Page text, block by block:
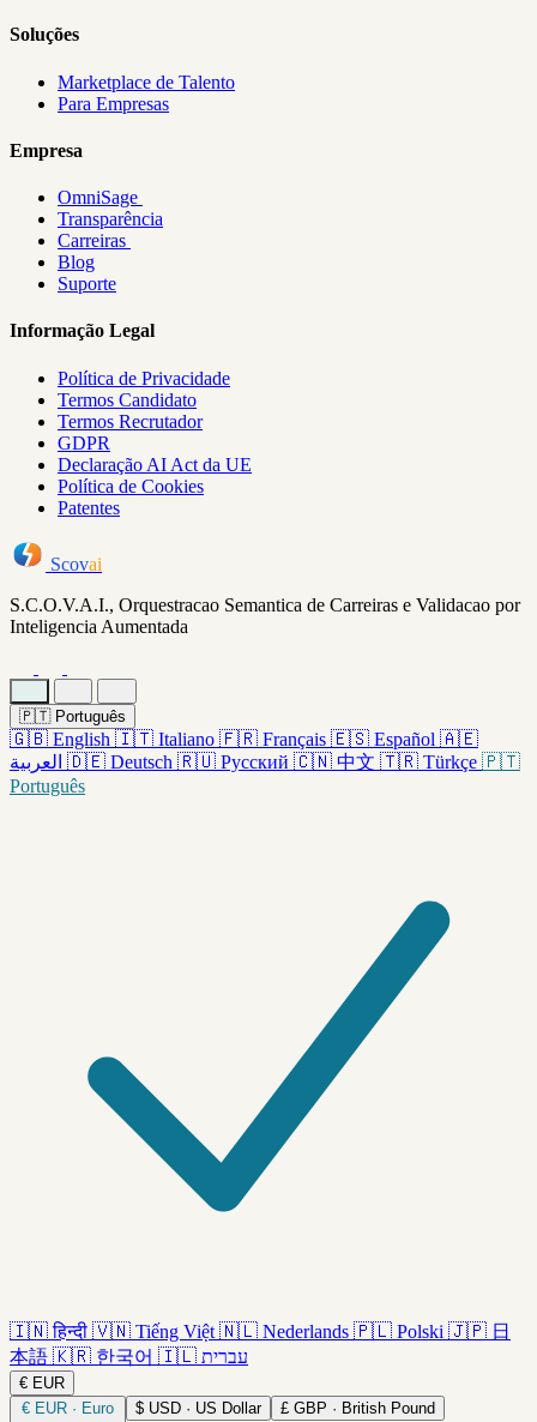
Soluções
Marketplace de Talento
Para Empresas
Empresa
OmniSage
Transparência
Carreiras
Blog
Suporte
Informação Legal
Política de Privacidade
Termos Candidato
Termos Recrutador
GDPR
Declaração AI Act da UE
Política de Cookies
Patentes
Scovai
S.C.O.V.A.I., Orquestracao Semantica de Carreiras e Validacao por
Inteligencia Aumentada
🇵🇹 Português
🇬🇧 English 🇮🇹 Italiano 🇫🇷 Français 🇪🇸 Español 🇦🇪
العربية 🇩🇪 Deutsch 🇷🇺 Русский 🇨🇳 中文 🇹🇷 Türkçe 🇵🇹
Português
🇮🇳 हिन्दी 🇻🇳 Tiếng Việt 🇳🇱 Nederlands 🇵🇱 Polski 🇯🇵 日
本語 🇰🇷 한국어 🇮🇱 עברית
€ EUR
€ EUR · Euro $ USD · US Dollar £ GBP · British Pound